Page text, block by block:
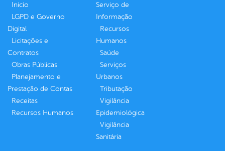
Inicio
LGPD e Governo
Digital
Licitações e
Contratos
Obras Públicas
Planejamento e
Prestação de Contas
Receitas
Recursos Humanos
Serviço de
Informação
Recursos
Humanos
Saúde
Serviços
Urbanos
Tributação
Vigilância
Epidemiológica
Vigilância
Sanitária